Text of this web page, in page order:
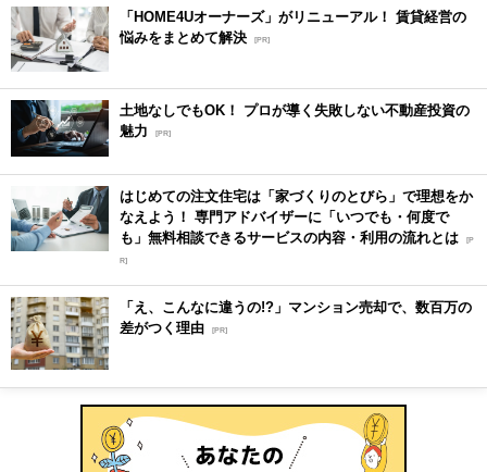
「HOME4Uオーナーズ」がリニューアル！ 賃貸経営の
悩みをまとめて解決 [PR]
土地なしでもOK！ プロが導く失敗しない不動産投資の
魅力
[PR]
はじめての注文住宅は「家づくりのとびら」で理想をか
なえよう！ 専門アドバイザーに「いつでも・何度で
も」無料相談できるサービスの内容・利用の流れとは [P
R]
「え、こんなに違うの!?」マンション売却で、数百万の
差がつく理由 [PR]